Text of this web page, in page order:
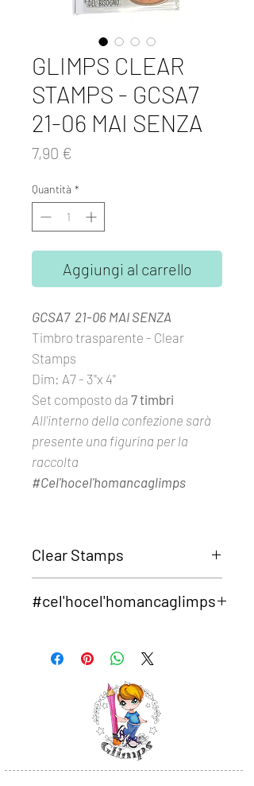
GLIMPS CLEAR
STAMPS - GCSA7
21-06 MAI SENZA
7,90 €
Quantità *
Aggiungi al carrello
GCSA7 21-06 MAI SENZA
Timbro trasparente - Clear
Stamps
Dim: A7 - 3''x 4''
Set composto da 7 timbri
All'interno della confezione sarà
presente una figurina per la
raccolta
#Cel'hocel'homancaglimps
Clear Stamps
realizzati con fotomolimero
Semplici da usare, basta rimuovere il
posizionarlo su un blocco di acrilico o
un altra base liscia in plexiglass.
Design e illustrazioni Glimps
#cel'hocel'homancaglimps
raccolta #cel'hocel'homancaglimps
troverai una figurina per completare
l'album "Amicissimi".
Se non ce l'hai lo puoi trovare qui:
https://www.glimps.it/product-
page/album-amicissimi
Torneremo indietro nel tempo
insieme, raccogliendo le nostre